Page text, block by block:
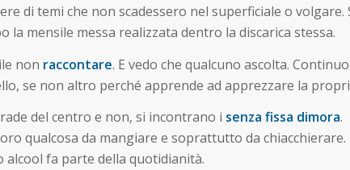
di temi che non scadessero nel superficiale o
la mensile messa realizzata dentro la discarica stessa.
non raccontare. E vedo che qualcuno ascolta.
se non altro perché apprende ad apprezzare la
del centro e non, si incontrano i senza fissa dimora.
qualcosa da mangiare e soprattutto da
fa parte della quotidianità.